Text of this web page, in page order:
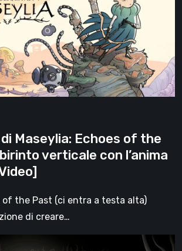
Maseylia: Echoes of the
verticale con l’anima
of the Past (ci entra a testa alta)
di creare…